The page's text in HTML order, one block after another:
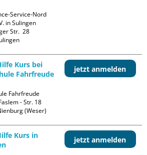
Service-Nord
in Sulingen
Str.  28
Kurs bei
Fahrfreude
Fahrfreude
- Str. 18
jetzt anmelden
Kurs in
jetzt anmelden